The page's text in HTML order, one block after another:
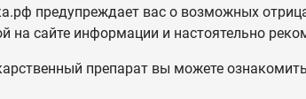
предупреждает вас о возможных
на сайте информации и настоятельно
препарат вы можете